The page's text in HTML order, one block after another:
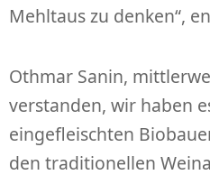
Mehltaus zu denken“,
Othmar Sanin,
verstanden, wir haben
eingefleischten
den traditionellen